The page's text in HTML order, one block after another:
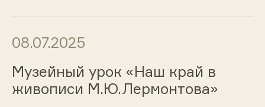
08.07.2025
Музейный урок «Наш край в
живописи М.Ю.Лермонтова»